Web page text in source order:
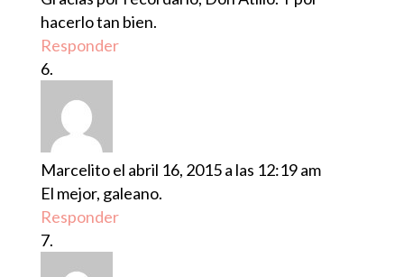
hacerlo tan bien.
Responder
Marcelitoel abril 16, 2015 a las 12:19 am
El mejor, galeano.
Responder